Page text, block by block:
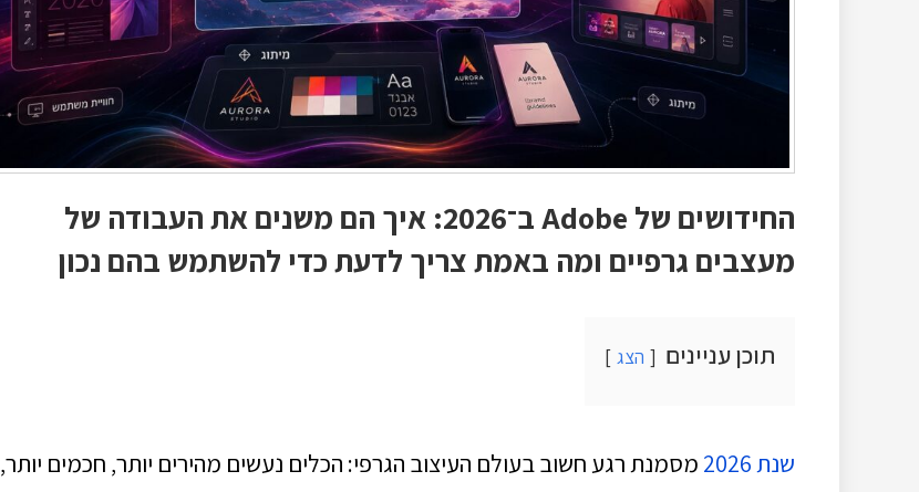
החידושים של Adobe ב־2026: איך הם משנים את העבודה של
מעצבים גרפיים ומה באמת צריך לדעת כדי להשתמש בהם נכון
תוכן עניינים הצג
שנת 2026
מסמנת רגע חשוב בעולם העיצוב הגרפי: הכלים נעשים מהירים יותר, חכמים יותר,